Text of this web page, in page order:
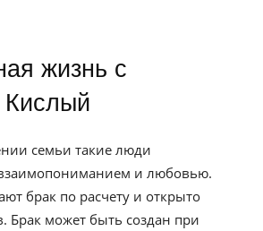
семьи такие люди
взаимопониманием и любовью.
брак по расчету и открыто
Брак может быть создан при